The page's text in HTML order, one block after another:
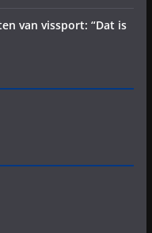
van vissport: “Dat is